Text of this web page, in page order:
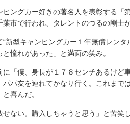
ングカー好きの著名人を表彰する
市で行われ、タレントのつるの剛士
型キャンピングカー１年無償レンタ
憧れがあった」と満面の笑み。
「僕、身長が１７８センチあるけど
パ友を連れてかなり行く。これまで
喜んだ。
ない。購入しちゃうと思う」と苦笑